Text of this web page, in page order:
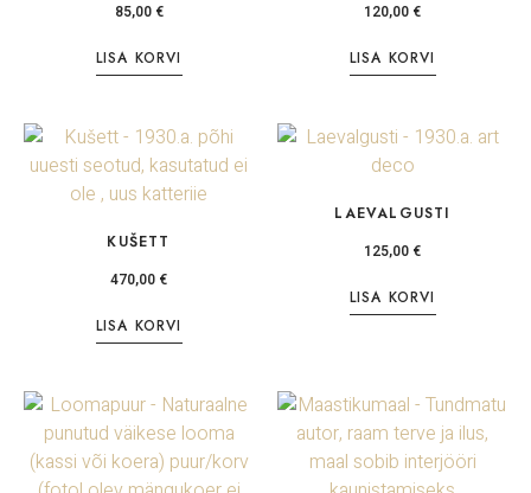
85,00 €
LISA KORVI
120,00 €
LISA KORVI
KUŠETT
470,00 €
LISA KORVI
LAEVALGUSTI
125,00 €
LISA KORVI